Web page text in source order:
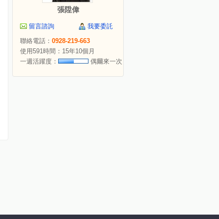
張陞偉
留言諮詢
我要委託
聯絡電話： 0928-219-663
使用591時間：15年10個月
一週活躍度：
偶爾來一次